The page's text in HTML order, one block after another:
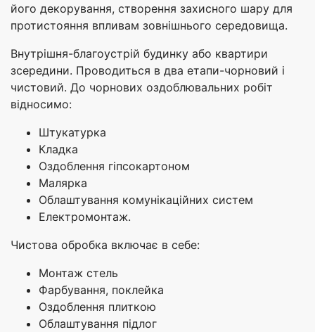
його декорування, створення захисного шару для
протистояння впливам зовнішнього середовища.
Внутрішня-благоустрій будинку або квартири
зсередини. Проводиться в два етапи-чорновий і
чистовий. До чорнових оздоблювальних робіт
відносимо:
Штукатурка
Кладка
Оздоблення гіпсокартоном
Малярка
Облаштування комунікаційних систем
Електромонтаж.
Чистова обробка включає в себе:
Монтаж стель
Фарбування, поклейка
Оздоблення плиткою
Облаштування підлог